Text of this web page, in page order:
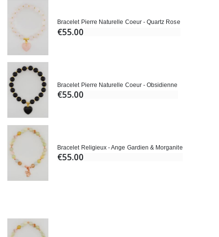
Bracelet Pierre Naturelle Coeur - Quartz Rose
€55.00
Bracelet Pierre Naturelle Coeur - Obsidienne
€55.00
Bracelet Religieux - Ange Gardien & Morganite
€55.00